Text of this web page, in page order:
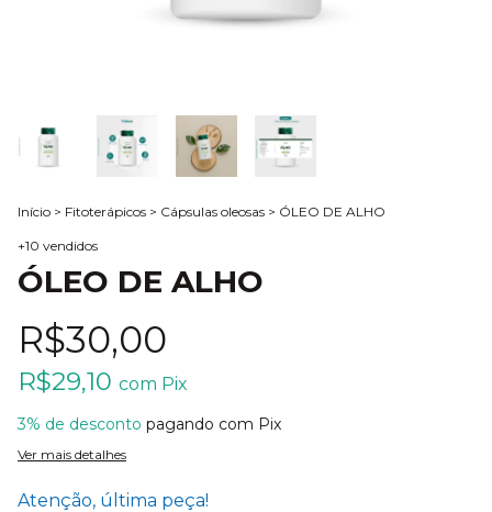
Início > Fitoterápicos > Cápsulas oleosas > ÓLEO DE ALHO
+10 vendidos
ÓLEO DE ALHO
R$30,00
R$29,10 com Pix
3% de desconto pagando com Pix
Ver mais detalhes
Atenção, última peça!